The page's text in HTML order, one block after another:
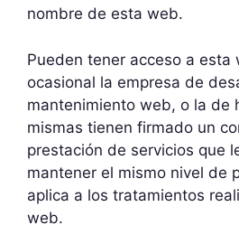
nombre de esta web.
Pueden tener acceso a esta
ocasional la empresa de
mantenimiento web, o la de
mismas tienen firmado un
prestación de servicios que
mantener el mismo nivel de
aplica a los tratamientos
web.